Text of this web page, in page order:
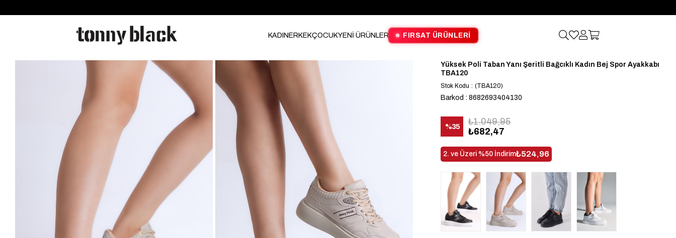
KADINERKEKÇOCUKYENİ ÜRÜNLER FIRSAT ÜRÜNLERİ
Yüksek Poli Taban Yanı Şeritli Bağcıklı Kadın Bej Spor Ayakkabı
TBA120
Stok Kodu (TBA120)
Barkod : 8682693404130
%35
İndirim
₺1.049,95
₺682,47
2. ve Üzeri %50 İndirim₺524,96